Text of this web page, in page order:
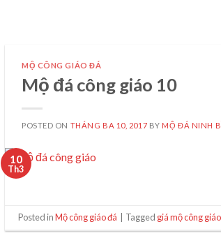
MỘ CÔNG GIÁO ĐÁ
Mộ đá công giáo 10
POSTED ON THÁNG BA 10, 2017 BY MỘ ĐÁ NINH
10
Th3
Posted inMộ công giáo đá Tagged giá mộ công giáo